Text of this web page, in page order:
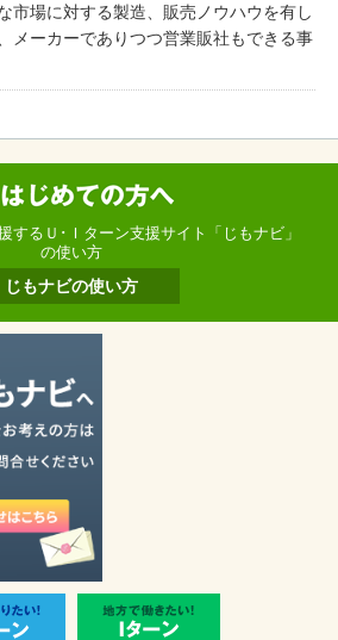
市場に対する製造、販売ノウハウを有し
メーカーでありつつ営業販社もできる事
するＵ･Ｉターン支援サイト「じもナビ」
の使い方
じもナビの使い方